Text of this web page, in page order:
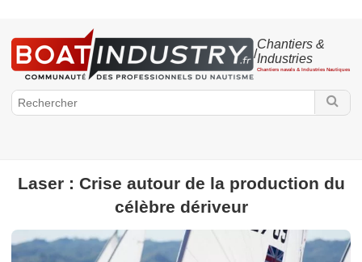
/
Chantiers &
Industries
Chantiers navals & Industries Nautiques
Carnet - Nomination Vie de chantier
Laser : Crise autour de la production du
célèbre dériveur